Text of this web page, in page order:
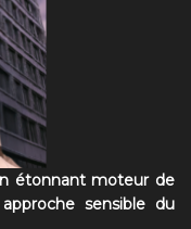
étonnant moteur de
sensible du